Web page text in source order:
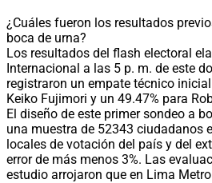
¿Cuáles fueron los resultados
boca de urna?
Los resultados del flash electoral
Internacional a las 5 p. m. de este
registraron un empate técnico
Keiko Fujimori y un 49.47% para
El diseño de este primer sondeo a
una muestra de 52343 ciudadanos
locales de votación del país y del
error de más menos 3%. Las
estudio arrojaron que en Lima